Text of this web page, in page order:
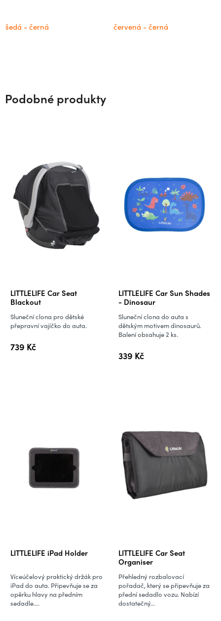
šedá - černá červená - černá
Podobné produkty
LITTLELIFE Car Seat
Blackout
739 Kč
Sluneční clona pro dětské
přepravní vajíčko do auta.
LITTLELIFE Car Sun Shades
- Dinosaur
339 Kč
Sluneční clona do auta s
dětským motivem dinosaurů.
Balení obsahuje 2 ks.
LITTLELIFE iPad Holder
Víceúčelový praktický držák pro
iPad do auta. Připevňuje se za
opěrku hlavy na předním
sedadle....
LITTLELIFE Car Seat
Organiser
Přehledný rozbalovací
pořadač, který se připevňuje za
přední sedadlo vozu. Nabízí
dostatečný...